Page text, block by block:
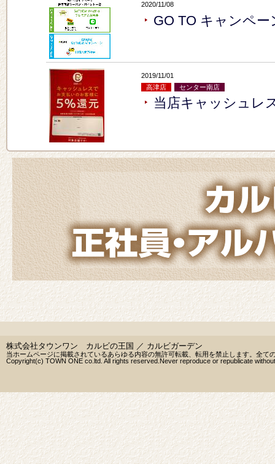
2020/11/08
GO TO キャンペ
2019/11/01
高津店
センター南店
当店キャッシュレ
株式会社タウンワン カルビの王国 ／ カルビガーデン
当ホームページに掲載されているあらゆる内容の無許可転載、転用を禁止します。全
Copyright(c) TOWN ONE co.ltd. All rights reserved.Never reproduce or republicate